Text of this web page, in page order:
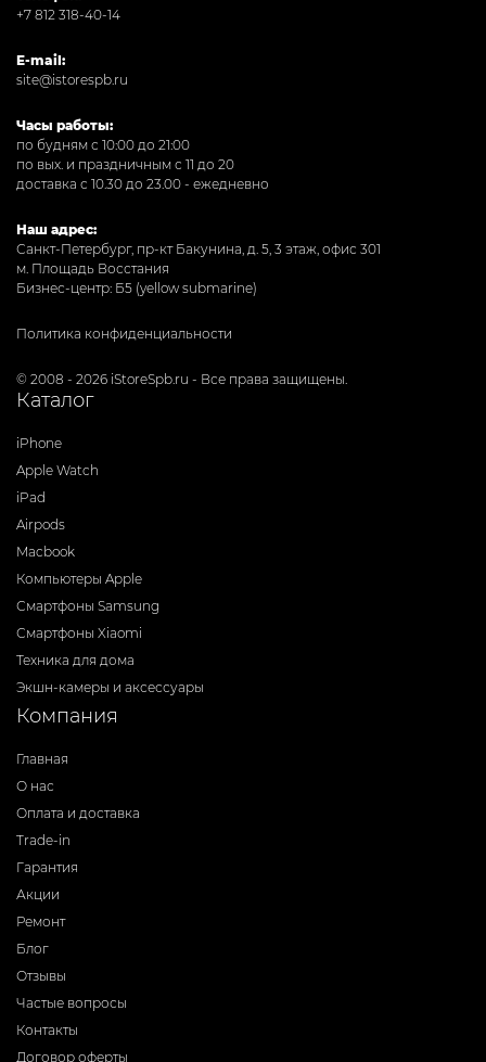
+7 812 318-40-14
E-mail:
site@istorespb.ru
Часы работы:
по будням с 10:00 до 21:00
по вых. и праздничным с 11 до 20
доставка с 10.30 до 23.00 - ежедневно
Наш адрес:
Санкт-Петербург, пр-кт Бакунина, д. 5, 3 этаж, офис 301
м. Площадь Восстания
Бизнес-центр: Б5 (yellow submarine)
Политика конфиденциальности
© 2008 - 2026 iStoreSpb.ru - Все права защищены.
Каталог
iPhone
Apple Watch
iPad
Airpods
Macbook
Компьютеры Apple
Смартфоны Samsung
Смартфоны Xiaomi
Техника для дома
Экшн-камеры и аксессуары
Компания
Главная
О нас
Оплата и доставка
Trade-in
Гарантия
Акции
Ремонт
Блог
Отзывы
Частые вопросы
Контакты
Договор оферты